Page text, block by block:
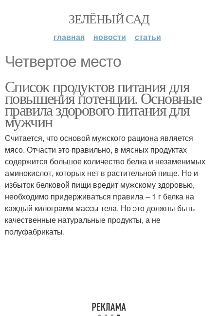
ЗЕЛЁНЫЙ САД
главная новости статьи
Четвертое место
Список продуктов питания для
повышения потенции. Основные
правила здорового питания для
мужчин
Считается, что основой мужского рациона является
мясо. Отчасти это правильно, в мясных продуктах
содержится большое количество белка и незаменимых
аминокислот, которых нет в растительной пище. Но и
избыток белковой пищи вредит мужскому здоровью,
необходимо придерживаться правила – 1 г белка на
каждый килограмм массы тела. Но это должны быть
качественные натуральные продукты, а не
полуфабрикаты.